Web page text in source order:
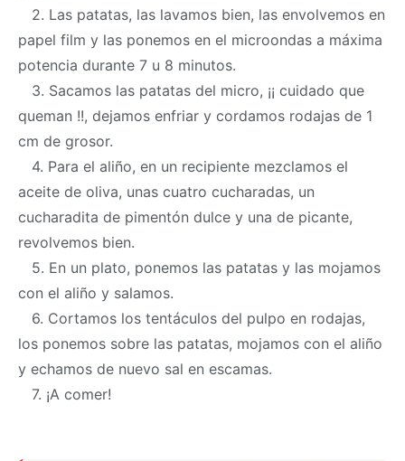
2. Las patatas, las lavamos bien, las envolvemos en
papel film y las ponemos en el microondas a máxima
potencia durante 7 u 8 minutos.
3. Sacamos las patatas del micro, ¡¡ cuidado que
queman !!, dejamos enfriar y cordamos rodajas de 1
cm de grosor.
4. Para el aliño, en un recipiente mezclamos el
aceite de oliva, unas cuatro cucharadas, un
cucharadita de pimentón dulce y una de picante,
revolvemos bien.
5. En un plato, ponemos las patatas y las mojamos
con el aliño y salamos.
6. Cortamos los tentáculos del pulpo en rodajas,
los ponemos sobre las patatas, mojamos con el aliño
y echamos de nuevo sal en escamas.
7. ¡A comer!